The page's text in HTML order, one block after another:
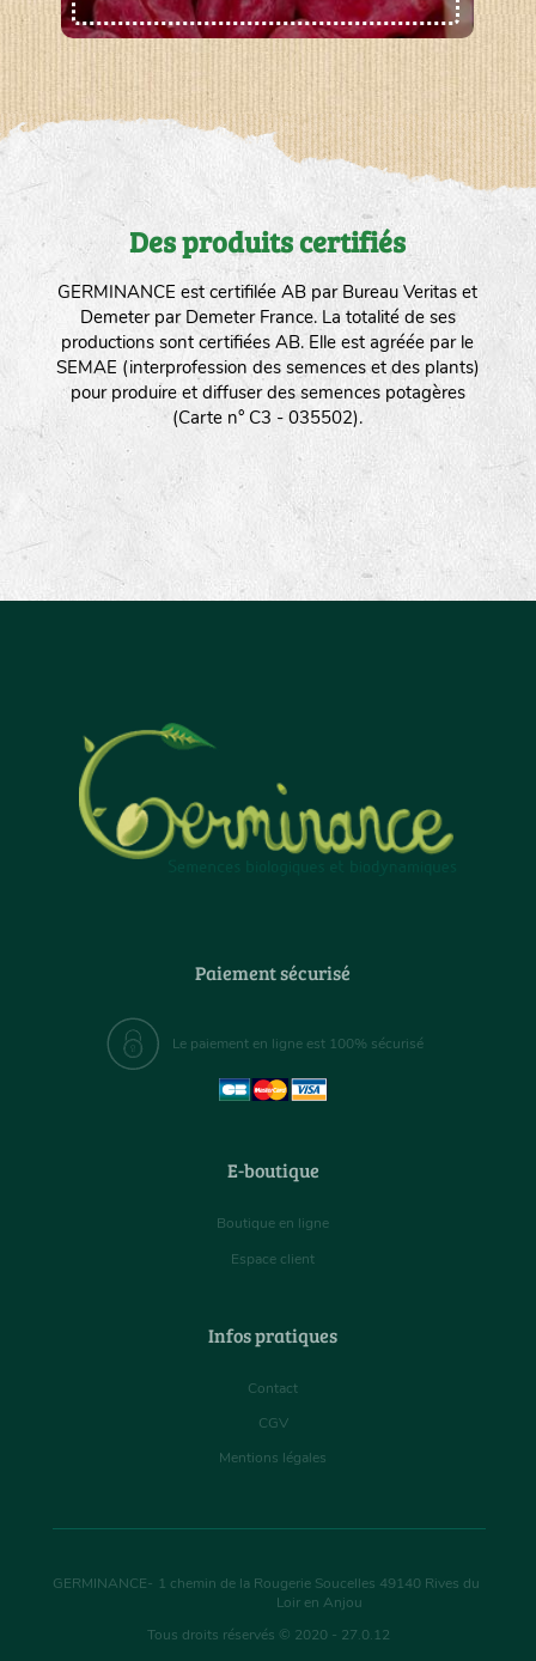
Des produits certifiés
GERMINANCE est certifilée AB par Bureau Veritas et
Demeter par Demeter France. La totalité de ses
productions sont certifiées AB. Elle est agréée par le
SEMAE (interprofession des semences et des plants)
pour produire et diffuser des semences potagères
(Carte n° C3 - 035502).
Paiement sécurisé
Le paiement en ligne est 100% sécurisé
E-boutique
Boutique en ligne
Espace client
Infos pratiques
Contact
CGV
Mentions légales
GERMINANCE- 1 chemin de la Rougerie Soucelles 49140 Rives du
Loir en Anjou
Tous droits réservés © 2020 - 27.0.12